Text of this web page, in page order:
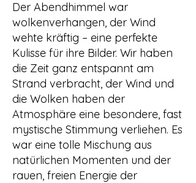
Der Abendhimmel war
wolkenverhangen, der Wind
wehte kräftig – eine perfekte
Kulisse für ihre Bilder. Wir haben
die Zeit ganz entspannt am
Strand verbracht, der Wind und
die Wolken haben der
Atmosphäre eine besondere, fast
mystische Stimmung verliehen. Es
war eine tolle Mischung aus
natürlichen Momenten und der
rauen, freien Energie der